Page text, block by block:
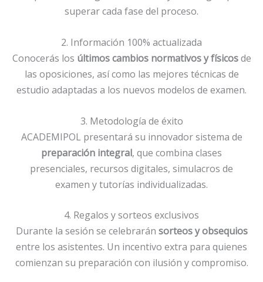
superar cada fase del proceso.
2. Información 100% actualizada
Conocerás los últimos cambios normativos y físicosde
las oposiciones, así como las mejores técnicas de
estudio adaptadas a los nuevos modelos de examen.
3. Metodología de éxito
ACADEMIPOL presentará su innovador sistema de
preparación integral, que combina clases
presenciales, recursos digitales, simulacros de
examen y tutorías individualizadas.
4. Regalos y sorteos exclusivos
Durante la sesión se celebrarán sorteos y obsequios
entre los asistentes. Un incentivo extra para quienes
comienzan su preparación con ilusión y compromiso.